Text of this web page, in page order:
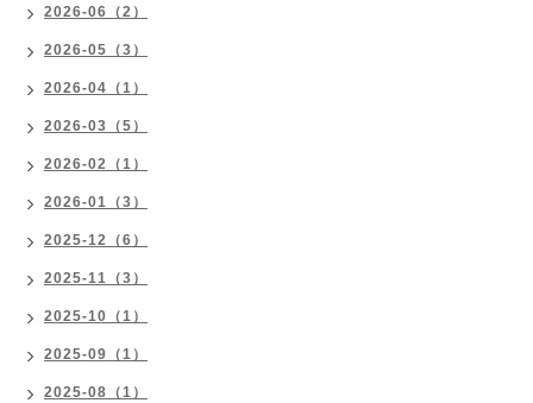
2026-06（2）
2026-05（3）
2026-04（1）
2026-03（5）
2026-02（1）
2026-01（3）
2025-12（6）
2025-11（3）
2025-10（1）
2025-09（1）
2025-08（1）